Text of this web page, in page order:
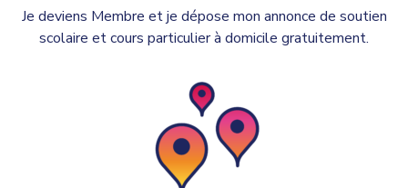
Je deviens Membre et je dépose mon annonce de soutien
scolaire et cours particulier à domicile gratuitement.